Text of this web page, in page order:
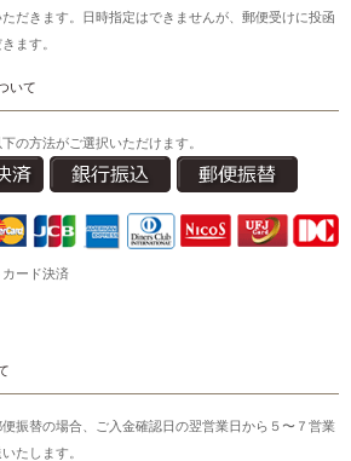
だきます。日時指定はできませんが、郵便受けに投函
ます。
いて
の方法がご選択いただけます。
カード決済
振替の場合、ご入金確認日の翌営業日から５〜７営業
たします。